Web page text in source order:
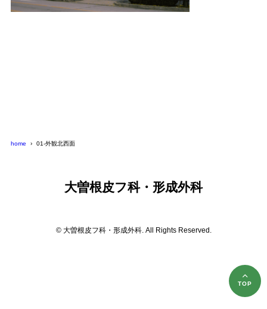
home 01‐外観北西面
大曽根皮フ科・形成外科
© 大曽根皮フ科・形成外科. All Rights Reserved.